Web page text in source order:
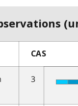
CAS
3